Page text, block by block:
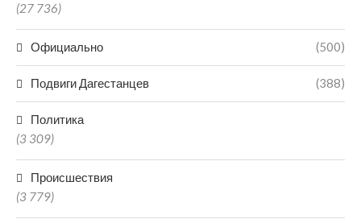
(27 736)
Официально (500)
Подвиги Дагестанцев (388)
Политика
(3 309)
Происшествия
(3 779)